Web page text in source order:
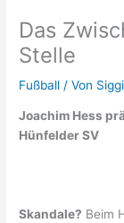
Das
Stelle
Fußball / Von
Joachim Hess
Hünfelder SV
Skandale? Beim